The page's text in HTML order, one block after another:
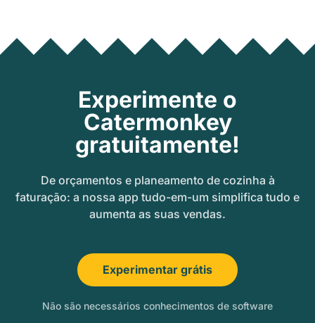
Experimente o
Catermonkey
gratuitamente!
De orçamentos e planeamento de cozinha à
faturação: a nossa app tudo-em-um simplifica tudo e
aumenta as suas vendas.
Experimentar grátis
Não são necessários conhecimentos de software